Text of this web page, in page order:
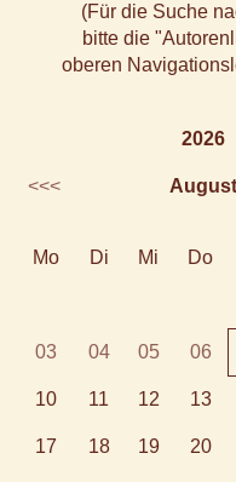
(Für die Suche
bitte die
oberen
2026
<<< August
Mo Di Mi Do
03 04 05 06
10 11 12 13
17 18 19 20